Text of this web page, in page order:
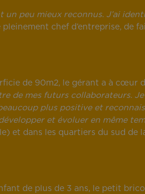
peu mieux reconnus. J’ai
chef d’entreprise, de
de 90m2, le gérant a à cœur
de mes futurs collaborateurs. Je
plus positive et
et évoluer en même
et dans les quartiers du sud de
de plus de 3 ans, le petit